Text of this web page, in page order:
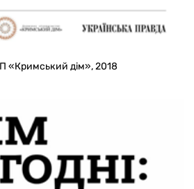
«Кримський дім», 2018